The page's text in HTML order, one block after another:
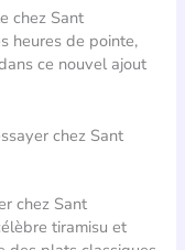
chez Sant
heures de pointe,
ce nouvel ajout
chez Sant
chez Sant
tiramisu et